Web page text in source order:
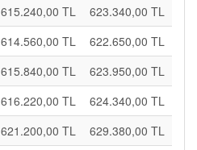
615.240,00 TL
623.340,00 TL
614.560,00 TL
622.650,00 TL
615.840,00 TL
623.950,00 TL
616.220,00 TL
624.340,00 TL
621.200,00 TL
629.380,00 TL